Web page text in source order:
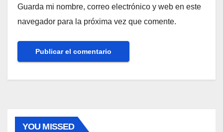
Guarda mi nombre, correo electrónico y web en este
navegador para la próxima vez que comente.
YOU MISSED